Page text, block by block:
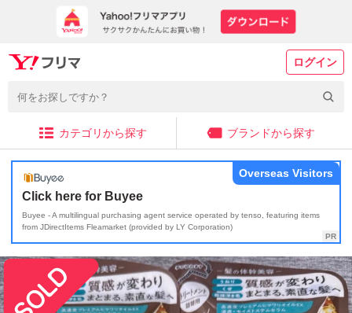
ログイン
カテゴリから探す ブランドから探す
Click here for Buyee
Buyee - A multilingual purchasing agent service operated by tenso, featuring items
from JDirectItems Fleamarket (provided by LY Corporation)
Overseas Visitors